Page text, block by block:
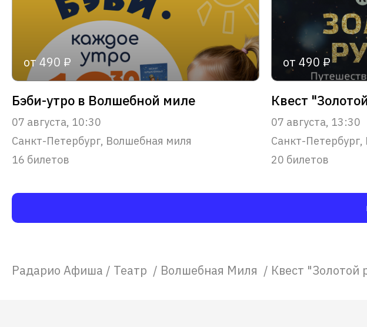
от 490 ₽
Бэби-утро в Волшебной миле
07 августа, 10:30
Санкт-Петербург, Волшебная миля
16 билетов
от 490 ₽
Квест
07 августа, 13:30
Санкт-
20 билетов
Радарио Афиша / Театр / Волшебная Миля / Квест "Золотой